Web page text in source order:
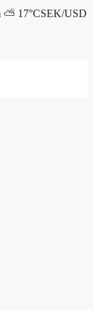
⛅ 17°CSEK/USD